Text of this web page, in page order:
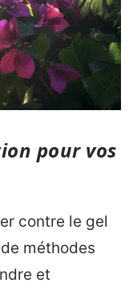
pour vos
contre le gel
méthodes
et